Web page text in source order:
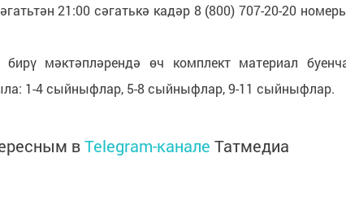
21:00 сәгатькә кадәр 8 (800) 707-20-20
мәктәпләрендә өч комплект материал
1-4 сыйныфлар, 5-8 сыйныфлар, 9-11 сыйныфлар.
вTelegram-канале Татмедиа